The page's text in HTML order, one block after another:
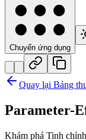
Chuyển ứng dụng
Quay lại Bảng
Parameter-
Khám phá Tinh